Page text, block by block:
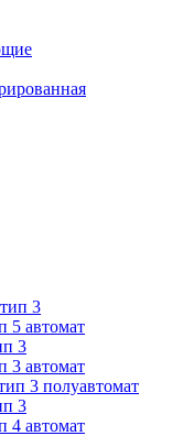
3
5 автомат
3
3 автомат
3 полуавтомат
3
4 автомат